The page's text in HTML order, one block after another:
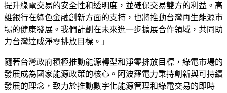
提升綠電交易的安全性和透明度，並確保交易雙方的利益。高
雄銀行在綠色金融創新方面的支持，也將推動台灣再生能源市
場的健康發展。我們計劃在未來進一步擴展合作領域，共同助
力台灣達成淨零排放目標。」
隨著台灣政府積極推動能源轉型和淨零排放目標，綠電市場的
發展成為國家能源政策的核心。阿波羅電力秉持創新與可持續
發展的理念，致力於推動數字化能源管理和綠電交易的即時